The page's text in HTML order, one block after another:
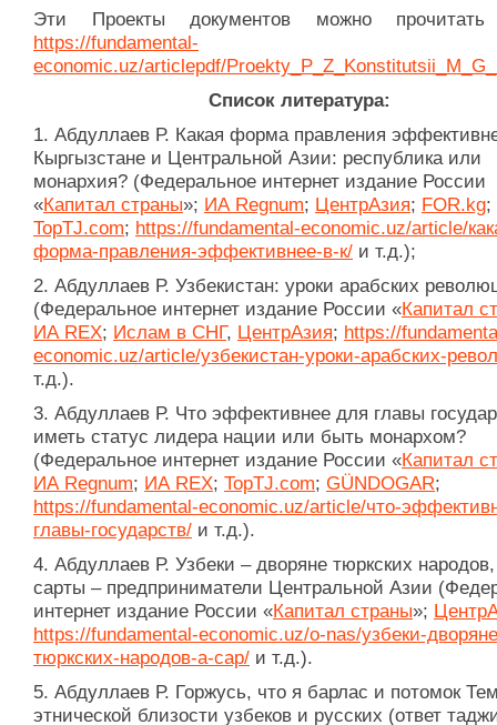
Эти Проекты документов можно
https://fundamental-
economic.uz/articlepdf/
Список литература:
1. Абдуллаев Р. Какая форма правления
Кыргызстане и Центральной Азии: республика или
монархия? (Федеральное интернет издание России
«Капитал страны»; ИА Regnum; ЦентрАзия; FOR.kg;
TopTJ.com; https://fundamental-economic.uz/article/
форма-правления-эффективнее-в-к/ и т.д.);
2. Абдуллаев Р. Узбекистан: уроки арабских
(Федеральное интернет издание России «Капитал
ИА REX; Ислам в СНГ, ЦентрАзия; https://
economic.uz/article/узбекистан-уроки-арабских-
т.д.).
3. Абдуллаев Р. Что эффективнее для главы
иметь статус лидера нации или быть монархом?
(Федеральное интернет издание России «Капитал
ИА Regnum; ИА REX; TopTJ.com; GÜNDOGAR;
https://fundamental-economic.uz/article/что-
главы-государств/ и т.д.).
4. Абдуллаев Р. Узбеки – дворяне тюркских
сарты – предприниматели Центральной Азии
интернет издание России «Капитал страны»;
https://fundamental-economic.uz/o-nas/узбеки-
тюркских-народов-а-сар/ и т.д.).
5. Абдуллаев Р. Горжусь, что я барлас и потомок
этнической близости узбеков и русских (ответ